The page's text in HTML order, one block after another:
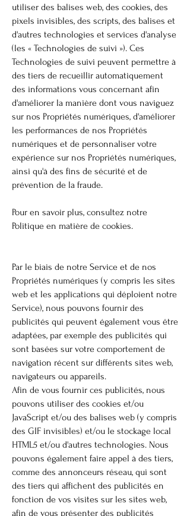
utiliser des balises web, des cookies, des
pixels invisibles, des scripts, des balises et
d'autres technologies et services d'analyse
(les « Technologies de suivi »). Ces
Technologies de suivi peuvent permettre à
des tiers de recueillir automatiquement
des informations vous concernant afin
d'améliorer la manière dont vous naviguez
sur nos Propriétés numériques, d'améliorer
les performances de nos Propriétés
numériques et de personnaliser votre
expérience sur nos Propriétés numériques,
ainsi qu'à des fins de sécurité et de
prévention de la fraude.
Pour en savoir plus, consultez notre
Politique en matière de cookies.
Par le biais de notre Service et de nos
Propriétés numériques (y compris les sites
web et les applications qui déploient notre
Service), nous pouvons fournir des
publicités qui peuvent également vous être
adaptées, par exemple des publicités qui
sont basées sur votre comportement de
navigation récent sur différents sites web,
navigateurs ou appareils.
Afin de vous fournir ces publicités, nous
pouvons utiliser des cookies et/ou
JavaScript et/ou des balises web (y compris
des GIF invisibles) et/ou le stockage local
HTML5 et/ou d'autres technologies. Nous
pouvons également faire appel à des tiers,
comme des annonceurs réseau, qui sont
des tiers qui affichent des publicités en
fonction de vos visites sur les sites web,
afin de vous présenter des publicités